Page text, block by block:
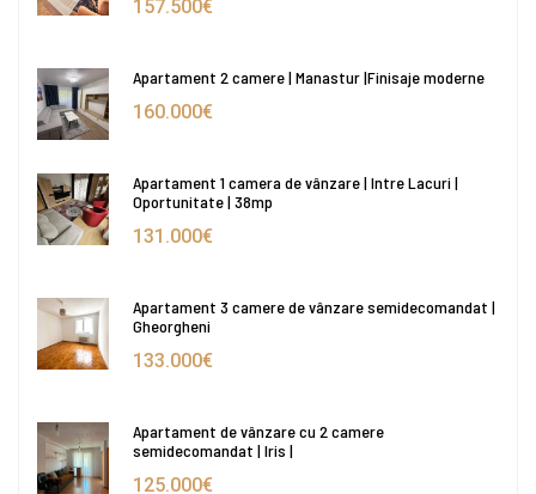
157.500€
Apartament 2 camere | Manastur |Finisaje moderne
160.000€
Apartament 1 camera de vânzare | Intre Lacuri |
Oportunitate | 38mp
131.000€
Apartament 3 camere de vânzare semidecomandat |
Gheorgheni
133.000€
Apartament de vânzare cu 2 camere
semidecomandat | Iris |
125.000€